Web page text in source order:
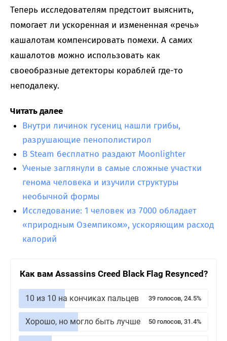
Теперь исследователям предстоит выяснить,
помогает ли ускоренная и измененная «речь»
кашалотам компенсировать помехи. А самих
кашалотов можно использовать как
своеобразные детекторы кораблей где-то
неподалеку.
Читать далее
Внутри личинок гусениц нашли грибы,
разрушающие пенополистирол
В Steam бесплатно раздают Moonlighter
Ученые заглянули в самые сложные участки
генома человека и изучили структуры
необычной формы
Исследование: 1 человек из 7000 обладает
«природным Оземпиком», ускоряющим расход
калорий
Как вам Assassins Creed Black Flag Resynced?
10 из 10 на кончиках пальцев 39 голосов, 24.5%
Хорошо, но могло быть лучше 50 голосов, 31.4%